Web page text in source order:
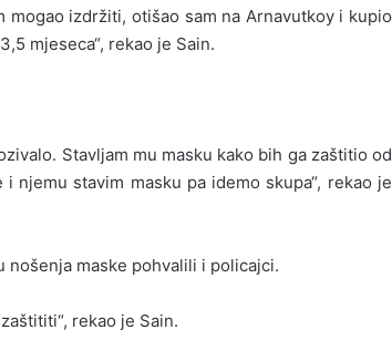
mogao izdržiti, otišao sam na Arnavutkoy i kupio
mjeseca“, rekao je Sain.
Stavljam mu masku kako bih ga zaštitio od
stavim masku pa idemo skupa“, rekao je
nošenja maske pohvalili i policajci.
rekao je Sain.